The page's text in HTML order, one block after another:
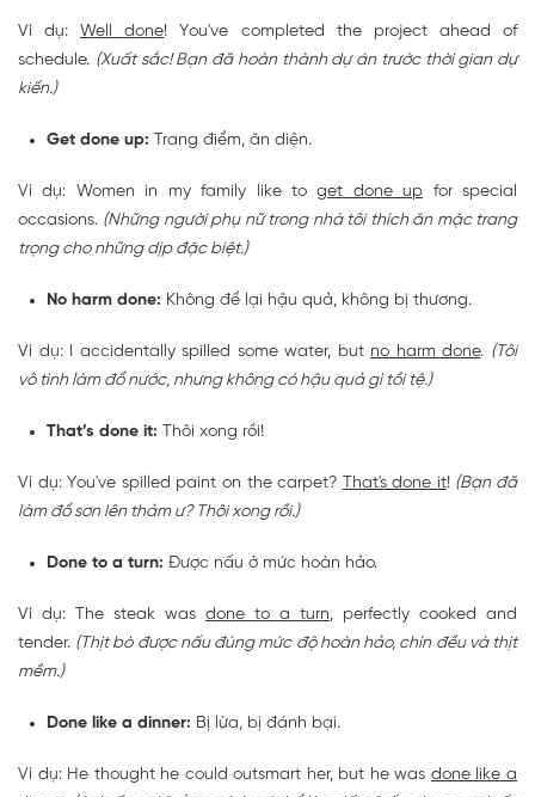
Ví dụ:Well done! You've completed the project ahead of
schedule. (Xuất sắc! Bạn đã hoàn thành dự án trước thời gian dự
kiến.)
Get done up: Trang điểm, ăn diện.
Ví dụ: Women in my family like toget done up for special
occasions. (Những người phụ nữ trong nhà tôi thích ăn mặc trang
trọng cho những dịp đặc biệt.)
No harm done: Không để lại hậu quả, không bị thương.
Ví dụ: I accidentally spilled some water, but no harm done. (Tôi
vô tình làm đổ nước, nhưng không có hậu quả gì tồi tệ.)
That’s done it: Thôi xong rồi!
Ví dụ: You've spilled paint on the carpet? That's done it! (Bạn đã
làm đổ sơn lên thảm ư? Thôi xong rồi.)
Done to a turn: Được nấu ở mức hoàn hảo.
Ví dụ: The steak was done to a turn, perfectly cooked and
tender. (Thịt bò được nấu đúng mức độ hoàn hảo, chín đều và thịt
mềm.)
Done like a dinner: Bị lừa, bị đánh bại.
Ví dụ: He thought he could outsmart her, but he was done like a